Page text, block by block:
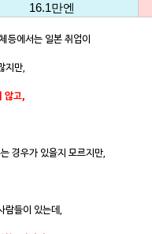
16.1만엔
등에서는 일본 취업이
지만,
않고,
경우가 있을지 모르지만,
람들이 있는데,